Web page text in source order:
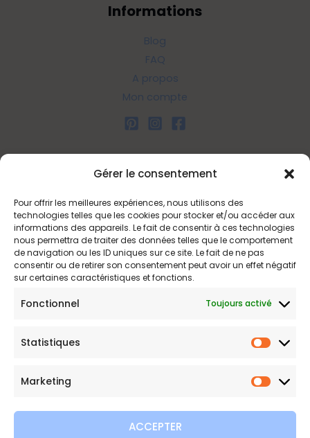
Gérer le consentement
Pour offrir les meilleures expériences, nous utilisons des
technologies telles que les cookies pour stocker et/ou accéder aux
informations des appareils. Le fait de consentir à ces technologies
nous permettra de traiter des données telles que le comportement
de navigation ou les ID uniques sur ce site. Le fait de ne pas
consentir ou de retirer son consentement peut avoir un effet négatif
sur certaines caractéristiques et fonctions.
Fonctionnel Toujours activé
Statistiques
Marketing
ACCEPTER
Informations
Blog
FAQ
A propos
Mon compte
Liens utiles
Politique d’expédition
Politique de confidentialité
Politique de remboursements
Conditions générales de vente et d’utilisation
Bijoux Etoile est votre boutique en ligne de référence sur ces
demande sur votre commande,
contactez-nous .